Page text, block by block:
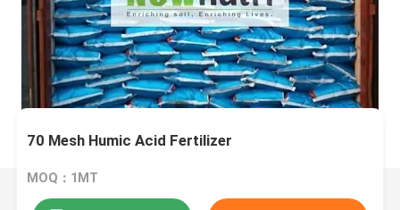
70 Mesh Humic Acid Fertilizer
MOQ：1MT